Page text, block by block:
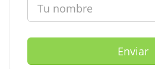
Enviar